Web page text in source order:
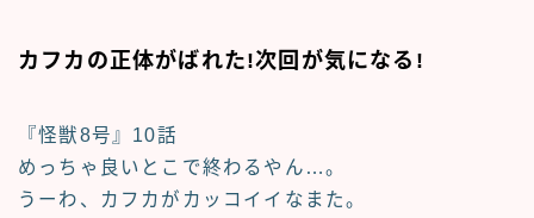
カフカの正体がばれた!次回が気になる!
『怪獣8号』10話
めっちゃ良いとこで終わるやん…。
うーわ、カフカがカッコイイなまた。